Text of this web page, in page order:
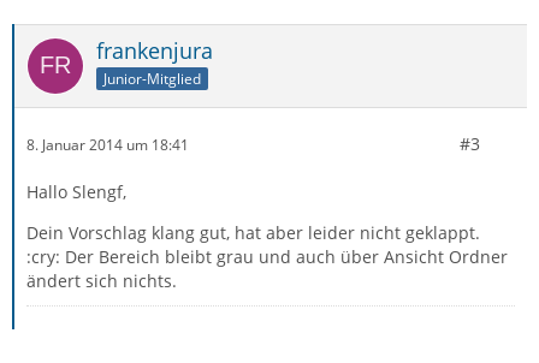
frankenjura
Junior-Mitglied
8. Januar 2014 um 18:41 #3
Hallo Slengf,
Dein Vorschlag klang gut, hat aber leider nicht geklappt.
:cry: Der Bereich bleibt grau und auch über Ansicht Ordner
ändert sich nichts.